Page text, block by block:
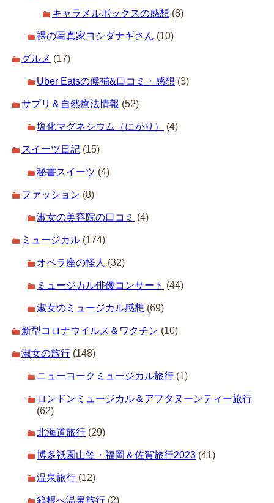
キャラメルボックスの感想 (8)
裸の写真家ヨシダナギさん (10)
グルメ (17)
Uber Eatsの候補&口コミ・感想 (3)
サプリ＆自然療法情報 (52)
塩化マグネシウム（にがり） (4)
スイーツ日記 (15)
秘書スイーツ (4)
ファッション (8)
淑女の美容院の口コミ (4)
ミュージカル (174)
オペラ座の怪人 (32)
ミュージカル俳優コンサート (44)
淑女のミュージカル感想 (69)
新型コロナウイルス＆ワクチン (10)
淑女の旅行 (148)
ニューヨークミュージカル旅行 (1)
ロンドンミュージカル＆アフタヌーンティー旅行
(62)
北海道旅行 (29)
博多祇園山笠・福岡＆佐賀旅行2023 (41)
温泉旅行 (12)
箱根へ温泉旅行 (2)